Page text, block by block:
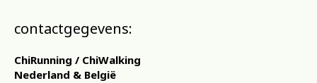
contactgegevens:
ChiRunning / ChiWalking
Nederland & België